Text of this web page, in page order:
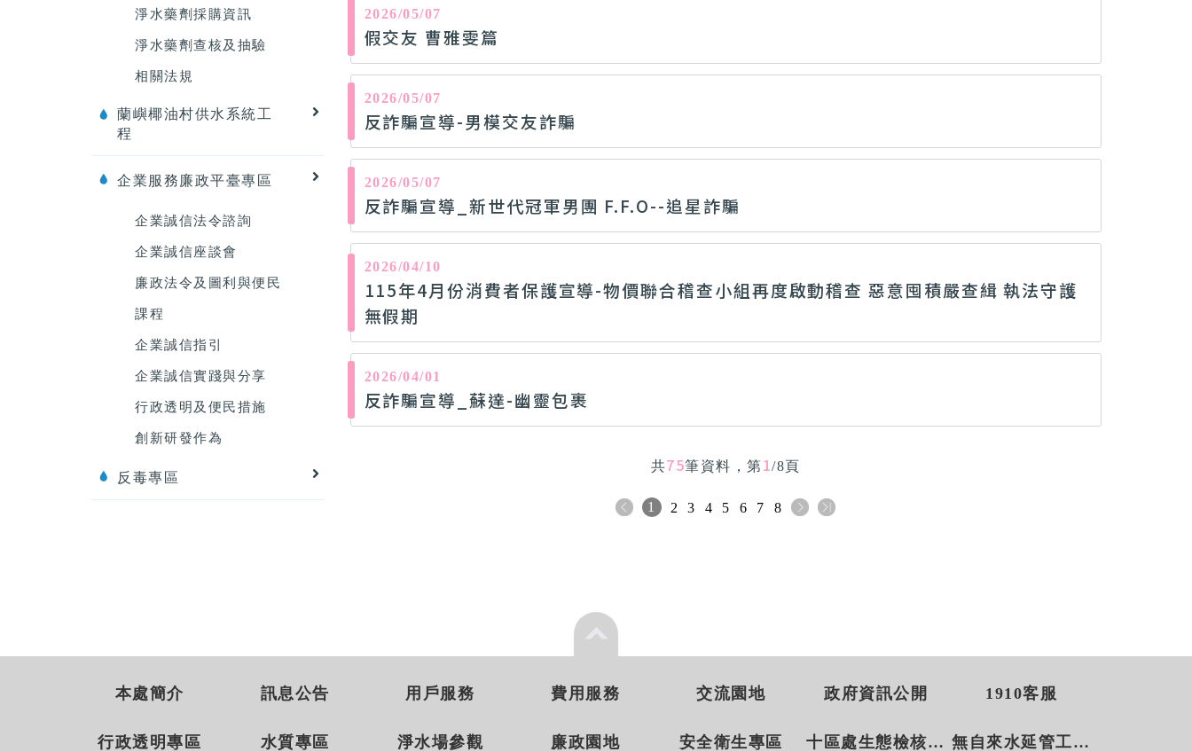
淨水藥劑採購資訊
淨水藥劑查核及抽驗
相關法規
蘭嶼椰油村供水系統工
程
企業服務廉政平臺專區
企業誠信法令諮詢
企業誠信座談會
廉政法令及圖利與便民
課程
企業誠信指引
企業誠信實踐與分享
行政透明及便民措施
創新研發作為
反毒專區
2026/05/07
假交友 曹雅雯篇
2026/05/07
反詐騙宣導-男模交友詐騙
2026/05/07
反詐騙宣導_新世代冠軍男團 F.F.O--追星詐騙
2026/04/10
115年4月份消費者保護宣導-物價聯合稽查小組再度啟動稽查 惡意囤積嚴查緝 執法守護
無假期
2026/04/01
反詐騙宣導_蘇達-幽靈包裹
共75筆資料，第1/8頁
1 2 3 4 5 6 7 8
本處簡介 訊息公告 用戶服務 費用服務 交流園地 政府資訊公開 1910客服
行政透明專區 水質專區 淨水場參觀 廉政園地 安全衛生專區 十區處生態檢核專區 無自來水延管工程案件辦理情形